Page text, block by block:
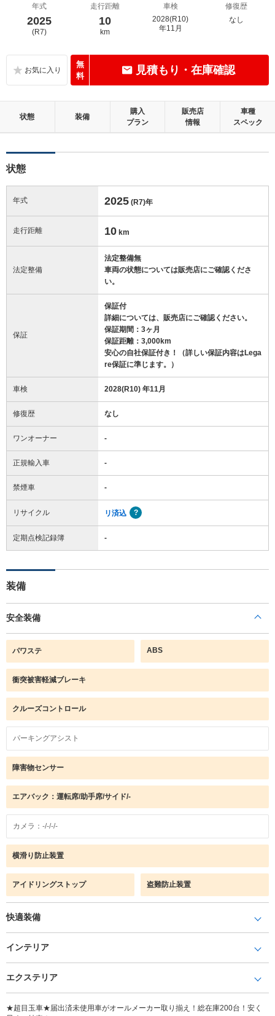
年式
2025
(R7)
走行距離
10
km
車検
2028(R10)
年11月
修復歴
なし
無
料
見積もり・在庫確認
状態 装備
購入
プラン
販売店
情報
車種
スペック
状態
年式 2025 (R7)年
走行距離 10 km
法定整備
法定整備無
車両の状態については販売店にご確認くださ
い。
保証
保証付
詳細については、販売店にご確認ください。
保証期間：3ヶ月
保証距離：3,000km
安心の自社保証付き！（詳しい保証内容はLega
re保証に準じます。）
車検 2028(R10) 年11月
修復歴 なし
ワンオーナー -
正規輸入車 -
禁煙車 -
リサイクル リ済込
定期点検記録簿 -
装備
安全装備
パワステ ABS
衝突被害軽減ブレーキ
クルーズコントロール
パーキングアシスト
障害物センサー
エアバック：運転席/助手席/サイド/-
カメラ：-/-/-/-
横滑り防止装置
アイドリングストップ 盗難防止装置
快適装備
インテリア
エクステリア
★超目玉車★届出済未使用車がオールメーカー取り揃え！総在庫200台！安く